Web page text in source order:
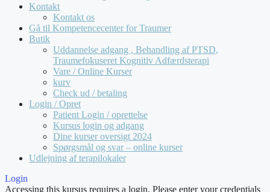
Kontakt
Kontakt os
Gå til Kompetencecenter for Traumer
Butik
Uddannelse adgang , Behandling af PTSD,
Traumefokuseret Kognitiv Adfærdsterapi
Vare / Online Kurser
kurv
Check ud / betaling
Login / Opret
Patient Login / oprettelse
Kursus login og adgang
Dine kurser oversigt 2024
Spørgsmål og svar – online kurser
Udlejning af terapilokaler
Login
Accessing this kursus requires a login. Please enter your credentials